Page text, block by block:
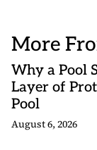
More
Why a Pool
Layer of
Pool
August 6, 2026